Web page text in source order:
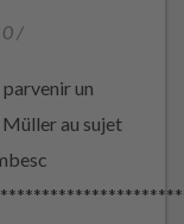
0 /
parvenir un
au sujet